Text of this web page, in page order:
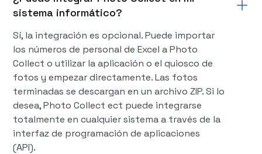
sistema informático?
Sí, la integración es opcional. Puede importar
los números de personal de Excel a Photo
Collect o utilizar la aplicación o el quiosco de
fotos y empezar directamente. Las fotos
terminadas se descargan en un archivo ZIP. Si lo
desea, Photo Collect ect puede integrarse
totalmente en cualquier sistema a través de la
interfaz de programación de aplicaciones
(API).